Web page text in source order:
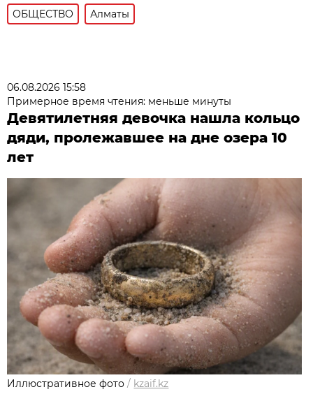
ОБЩЕСТВО Алматы
06.08.2026 15:58
Примерное время чтения: меньше минуты
Девятилетняя девочка нашла кольцо
дяди, пролежавшее на дне озера 10
лет
Иллюстративное фото / kzaif.kz